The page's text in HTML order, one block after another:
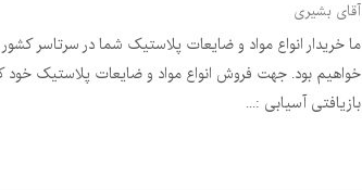
آقای بشیری
ما خریدار انواع مواد و ضایعات پلاستیک شما در سرتاسر
خواهیم بود. جهت فروش انواع مواد و ضایعات پلاستیک خود
بازیافتی آسیابی :...